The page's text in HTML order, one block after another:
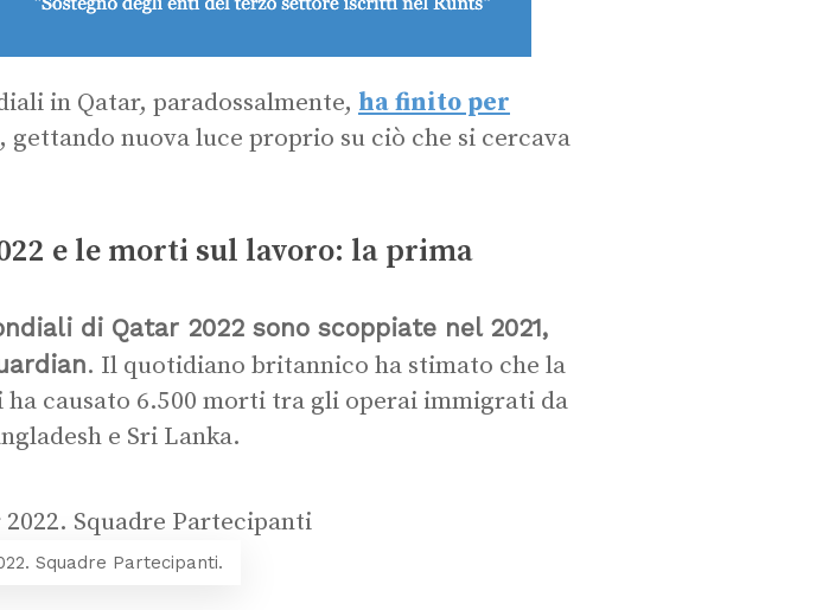
in Qatar, paradossalmente, ha finito per
, gettando nuova luce proprio su ciò che si cercava
e le morti sul lavoro: la prima
di Qatar 2022 sono scoppiate nel 2021,
. Il quotidiano britannico ha stimato che la
causato 6.500 morti tra gli operai immigrati da
e Sri Lanka.
Squadre Partecipanti.